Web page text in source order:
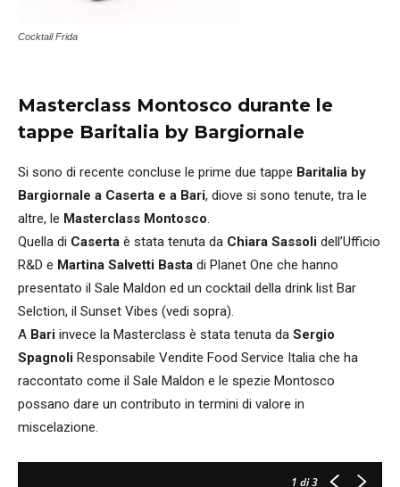
Cocktail Frida
Masterclass Montosco durante le
tappe Baritalia by Bargiornale
Si sono di recente concluse le prime due tappe Baritalia by
Bargiornale a Caserta e a Bari, diove si sono tenute, tra le
altre, le Masterclass Montosco.
Quella di Caserta è stata tenuta da Chiara Sassoli dell’Ufficio
R&D e Martina Salvetti Basta di Planet One che hanno
presentato il Sale Maldon ed un cocktail della drink list Bar
Selction, il Sunset Vibes (vedi sopra).
A Bari invece la Masterclass è stata tenuta da Sergio
Spagnoli Responsabile Vendite Food Service Italia che ha
raccontato come il Sale Maldon e le spezie Montosco
possano dare un contributo in termini di valore in
miscelazione.
1 di 3